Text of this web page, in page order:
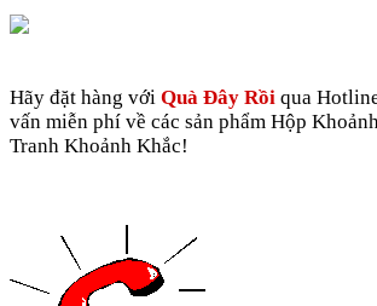
Hãy đặt hàng với Quà Đây Rồi qua
vấn miễn phí về các sản phẩm Hộp
Tranh Khoảnh Khắc!